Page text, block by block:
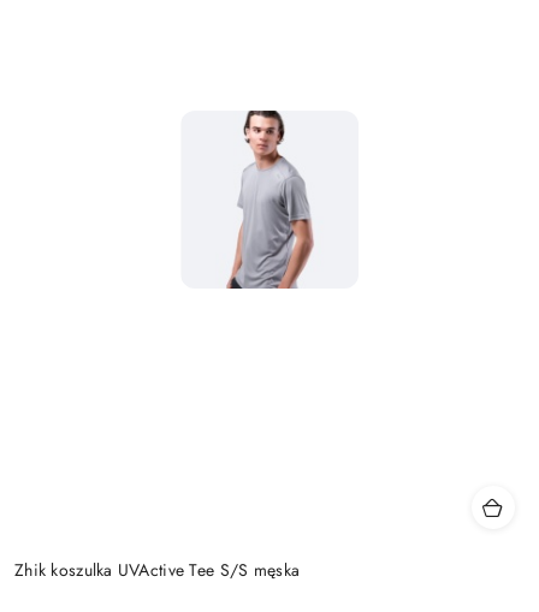
Zhik koszulka UVActive Tee S/S męska